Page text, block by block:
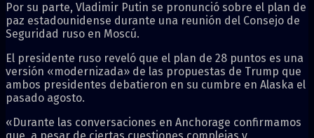
Por su parte, Vladimir Putin se pronunció sobre el plan de
paz estadounidense durante una reunión del Consejo de
Seguridad ruso en Moscú.
El presidente ruso reveló que el plan de 28 puntos es una
versión «modernizada» de las propuestas de Trump que
ambos presidentes debatieron en su cumbre en Alaska el
pasado agosto.
«Durante las conversaciones en Anchorage confirmamos